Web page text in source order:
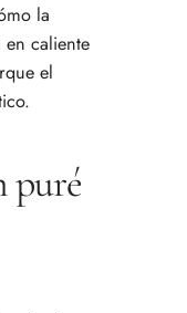
la
en caliente
el
puré